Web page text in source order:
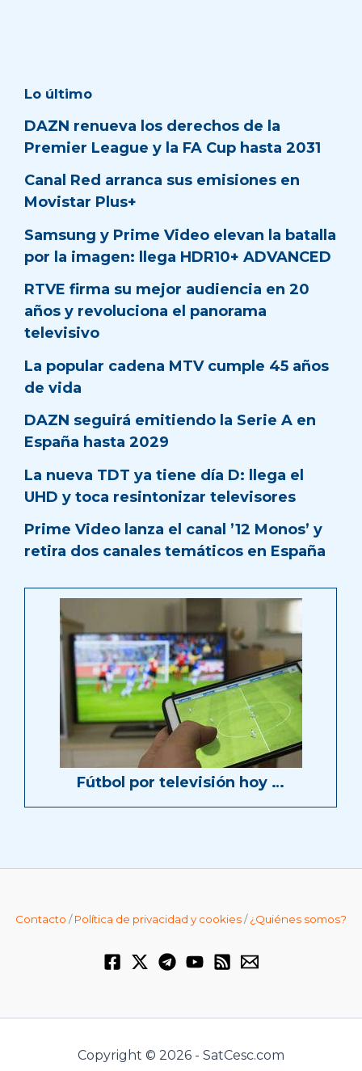
Lo último
DAZN renueva los derechos de la
Premier League y la FA Cup hasta 2031
Canal Red arranca sus emisiones en
Movistar Plus+
Samsung y Prime Video elevan la batalla
por la imagen: llega HDR10+ ADVANCED
RTVE firma su mejor audiencia en 20
años y revoluciona el panorama
televisivo
La popular cadena MTV cumple 45 años
de vida
DAZN seguirá emitiendo la Serie A en
España hasta 2029
La nueva TDT ya tiene día D: llega el
UHD y toca resintonizar televisores
Prime Video lanza el canal ’12 Monos’ y
retira dos canales temáticos en España
Fútbol por televisión hoy …
Contacto /Política de privacidad y cookies/¿Quiénes somos?
Copyright © 2026 - SatCesc.com